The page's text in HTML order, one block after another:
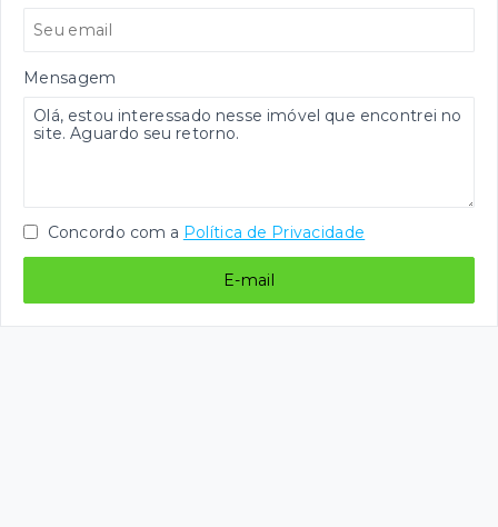
Mensagem
Concordo com a Política de Privacidade
E-mail